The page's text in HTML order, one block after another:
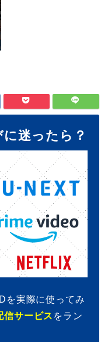
迷ったら？
を実際に使ってみ
信サービス をラン